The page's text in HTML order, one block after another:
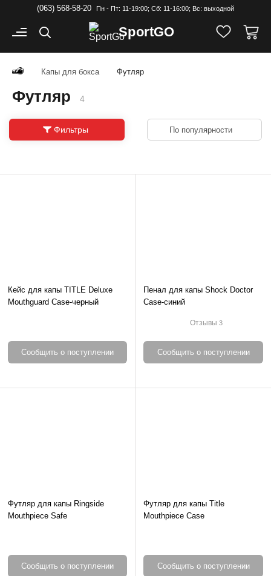
(063) 568-58-20 Пн - Пт: 11-19:00; Cб: 11-16:00; Вс: выходной
SportGO
Капы для бокса Футляр
Футляр 4
Фильтры По популярности
Кейс для капы TITLE Deluxe
Mouthguard Case-черный
Сообщить о поступлении
Пенал для капы Shock Doctor
Case-синий
Отзывы3
Сообщить о поступлении
Футляр для капы Ringside
Mouthpiece Safe
Сообщить о поступлении
Футляр для капы Title
Mouthpiece Case
Сообщить о поступлении